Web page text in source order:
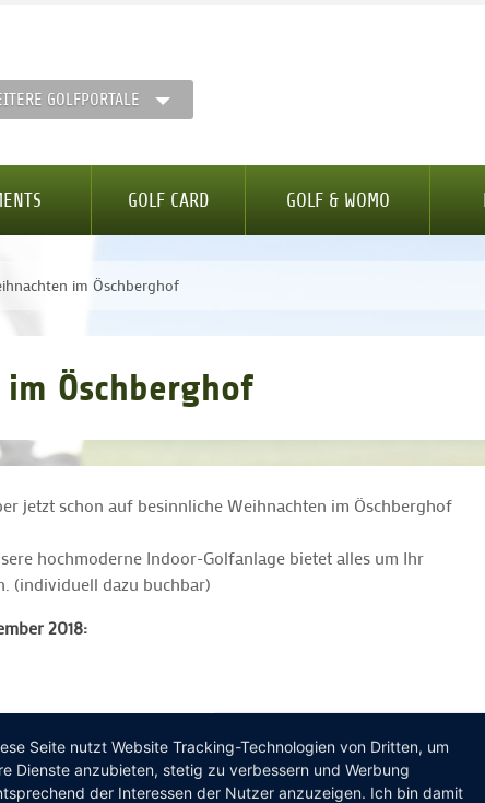
GOLFPORTALE
GOLF CARD GOLF & WOMO
im Öschberghof
Öschberghof
jetzt schon auf besinnliche Weihnachten im Öschberghof
hochmoderne Indoor-Golfanlage bietet alles um Ihr
(individuell dazu buchbar)
2018:
SPA mit Innenpool, Infinitiy-Außenpool mit Sole und
Seite nutzt Website Tracking-Technologien von Dritten, um
Dienste anzubieten, stetig zu verbessern und Werbung
der Interessen der Nutzer anzuzeigen. Ich bin damit